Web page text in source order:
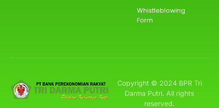
Whistleblowing
Form
Copyright © 2024 BPR Tri
Darma Putri. All rights
reserved.